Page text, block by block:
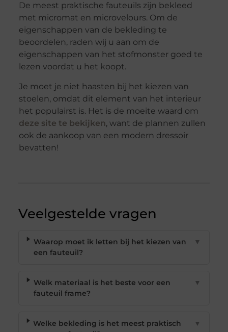
De meest praktische fauteuils zijn bekleed
met micromat en microvelours. Om de
eigenschappen van de bekleding te
beoordelen, raden wij u aan om de
eigenschappen van het stofmonster goed te
lezen voordat u het koopt.
Je moet je niet haasten bij het kiezen van
stoelen, omdat dit element van het interieur
het populairst is. Het is de moeite waard om
deze site te bekijken, want de plannen zullen
ook de aankoop van een modern dressoir
bevatten!
Veelgestelde vragen
Waarop moet ik letten bij het kiezen van
een fauteuil?
▼
Welk materiaal is het beste voor een
fauteuil frame?
▼
Welke bekleding is het meest praktisch
▼